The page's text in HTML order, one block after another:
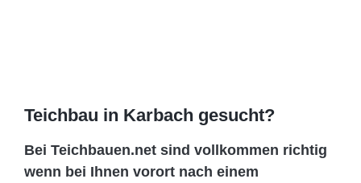
Teichbau in Karbach gesucht?
Bei Teichbauen.net sind vollkommen richtig
wenn bei Ihnen vorort nach einem